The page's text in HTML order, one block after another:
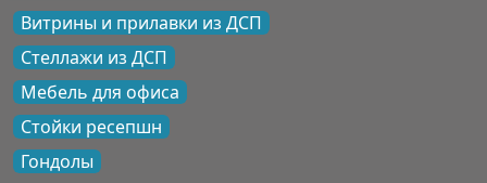
Витрины и прилавки из ДСП
Стеллажи из ДСП
Мебель для офиса
Стойки ресепшн
Гондолы